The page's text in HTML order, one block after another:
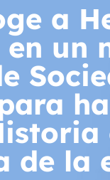
a
un
de la